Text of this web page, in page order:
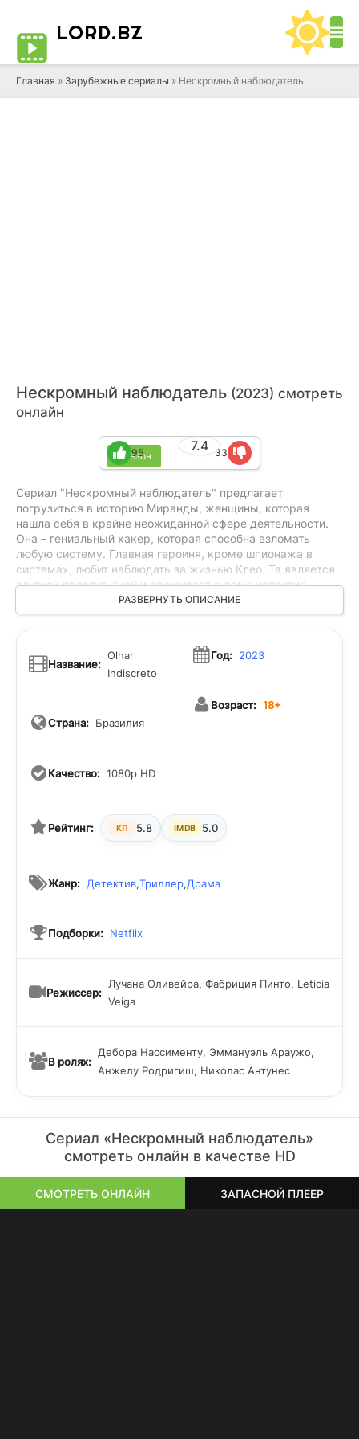
LORD.BZ
Главная » Зарубежные сериалы » Нескромный наблюдатель
Нескромный наблюдатель (2023) смотреть
онлайн
1 сезон
7.4
95 33
Сериал "Нескромный наблюдатель" предлагает
погрузиться в историю Миранды, женщины, которая
нашла себя в крайне неожиданной сфере деятельности.
Она – гениальный хакер, которая способна взломать
любую систему. Главная героиня, кроме шпионажа в
системах, любит наблюдать за жизнью Клео. Та является
элитной проституткой и проживает в доме напротив.
Однажды Клео приходит в гости к Миранде с просьбой:
ей предстоит на некоторое время оставить дом, а за
кандидат. С этого момент жизнь ненастный вуайеристки
круто меняется, ведь ей приходится чаще выходить на
улицу, чтобы прогуливаться с псом. Это приводит к
переворачивает реальность замкнутой и закрытой
героини.
РАЗВЕРНУТЬ ОПИСАНИЕ
Название:
Olhar
Indiscreto
Страна: Бразилия
Год: 2023
Возраст: 18+
Качество: 1080p HD
Рейтинг: КП 5.8 IMDB 5.0
Жанр: Детектив,Триллер,Драма
Подборки: Netflix
Режиссер:
Лучана Оливейра, Фабриция Пинто, Leticia
Veiga
В ролях:
Дебора Нассименту, Эммануэль Араужо,
Анжелу Родригиш, Николас Антунес
Сериал «Нескромный наблюдатель»
смотреть онлайн в качестве HD
СМОТРЕТЬ ОНЛАЙН ЗАПАСНОЙ ПЛЕЕР